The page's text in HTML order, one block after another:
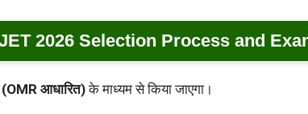
2026 Selection Process and
(OMR आधारित)के माध्यम से किया जाएगा।